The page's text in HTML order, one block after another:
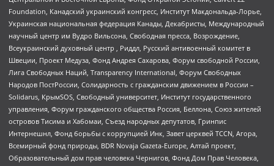
Foundation, Канадский украинский конгресс, Институт Макдональда-Лорье,
Украинская национальная федерация Канады, Декабристы, Международный
научный центр им Вудро Вильсона, Свободная пресса, Возрождение,
Всеукраинский духовный центр , Риддл, Русский антивоенный комитет в
Швеции, Проект Медуза, Фонд Андрея Сахарова, Форум свободной России,
Лига Свободных Наций, Transparеncy International, Форум Свободных
Народов ПостРоссии, Солидарность с гражданским движением в России –
Solidarus, КрымSOS, Свободный университет, Институт государственного
управления, Форум гражданского общества Россия, Беллона, Союз жителей
островов Тисима и Хабомаи, Съезд народных депутатов, Гринпис
Интернешнл, Фонд борьбы с коррупцией Инк, Завет церквей TCCN, Агора,
Всемирный фонд природы, BDR Novaja Gazeta-Europe, Алтай проект,
Образовательный дом прав человека Чернигов, Фонд Дом Прав Человека,